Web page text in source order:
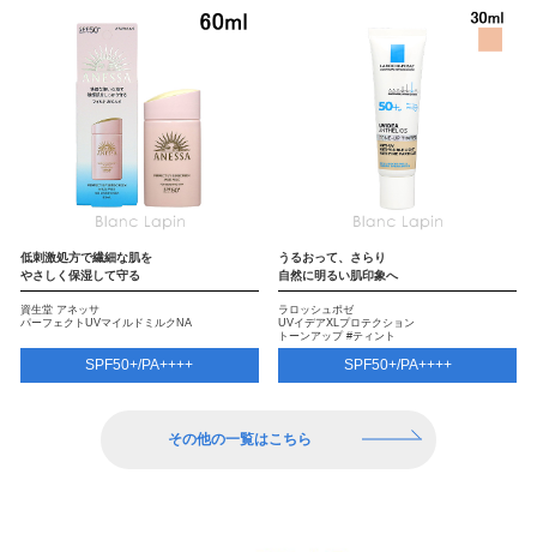
低刺激処方で繊細な肌を
やさしく保湿して守る
資生堂 アネッサ
パーフェクトUVマイルドミルクNA
SPF50+/PA++++
うるおって、さらり
自然に明るい肌印象へ
ラロッシュポゼ
UVイデアXLプロテクション
トーンアップ #ティント
SPF50+/PA++++
その他の一覧はこちら